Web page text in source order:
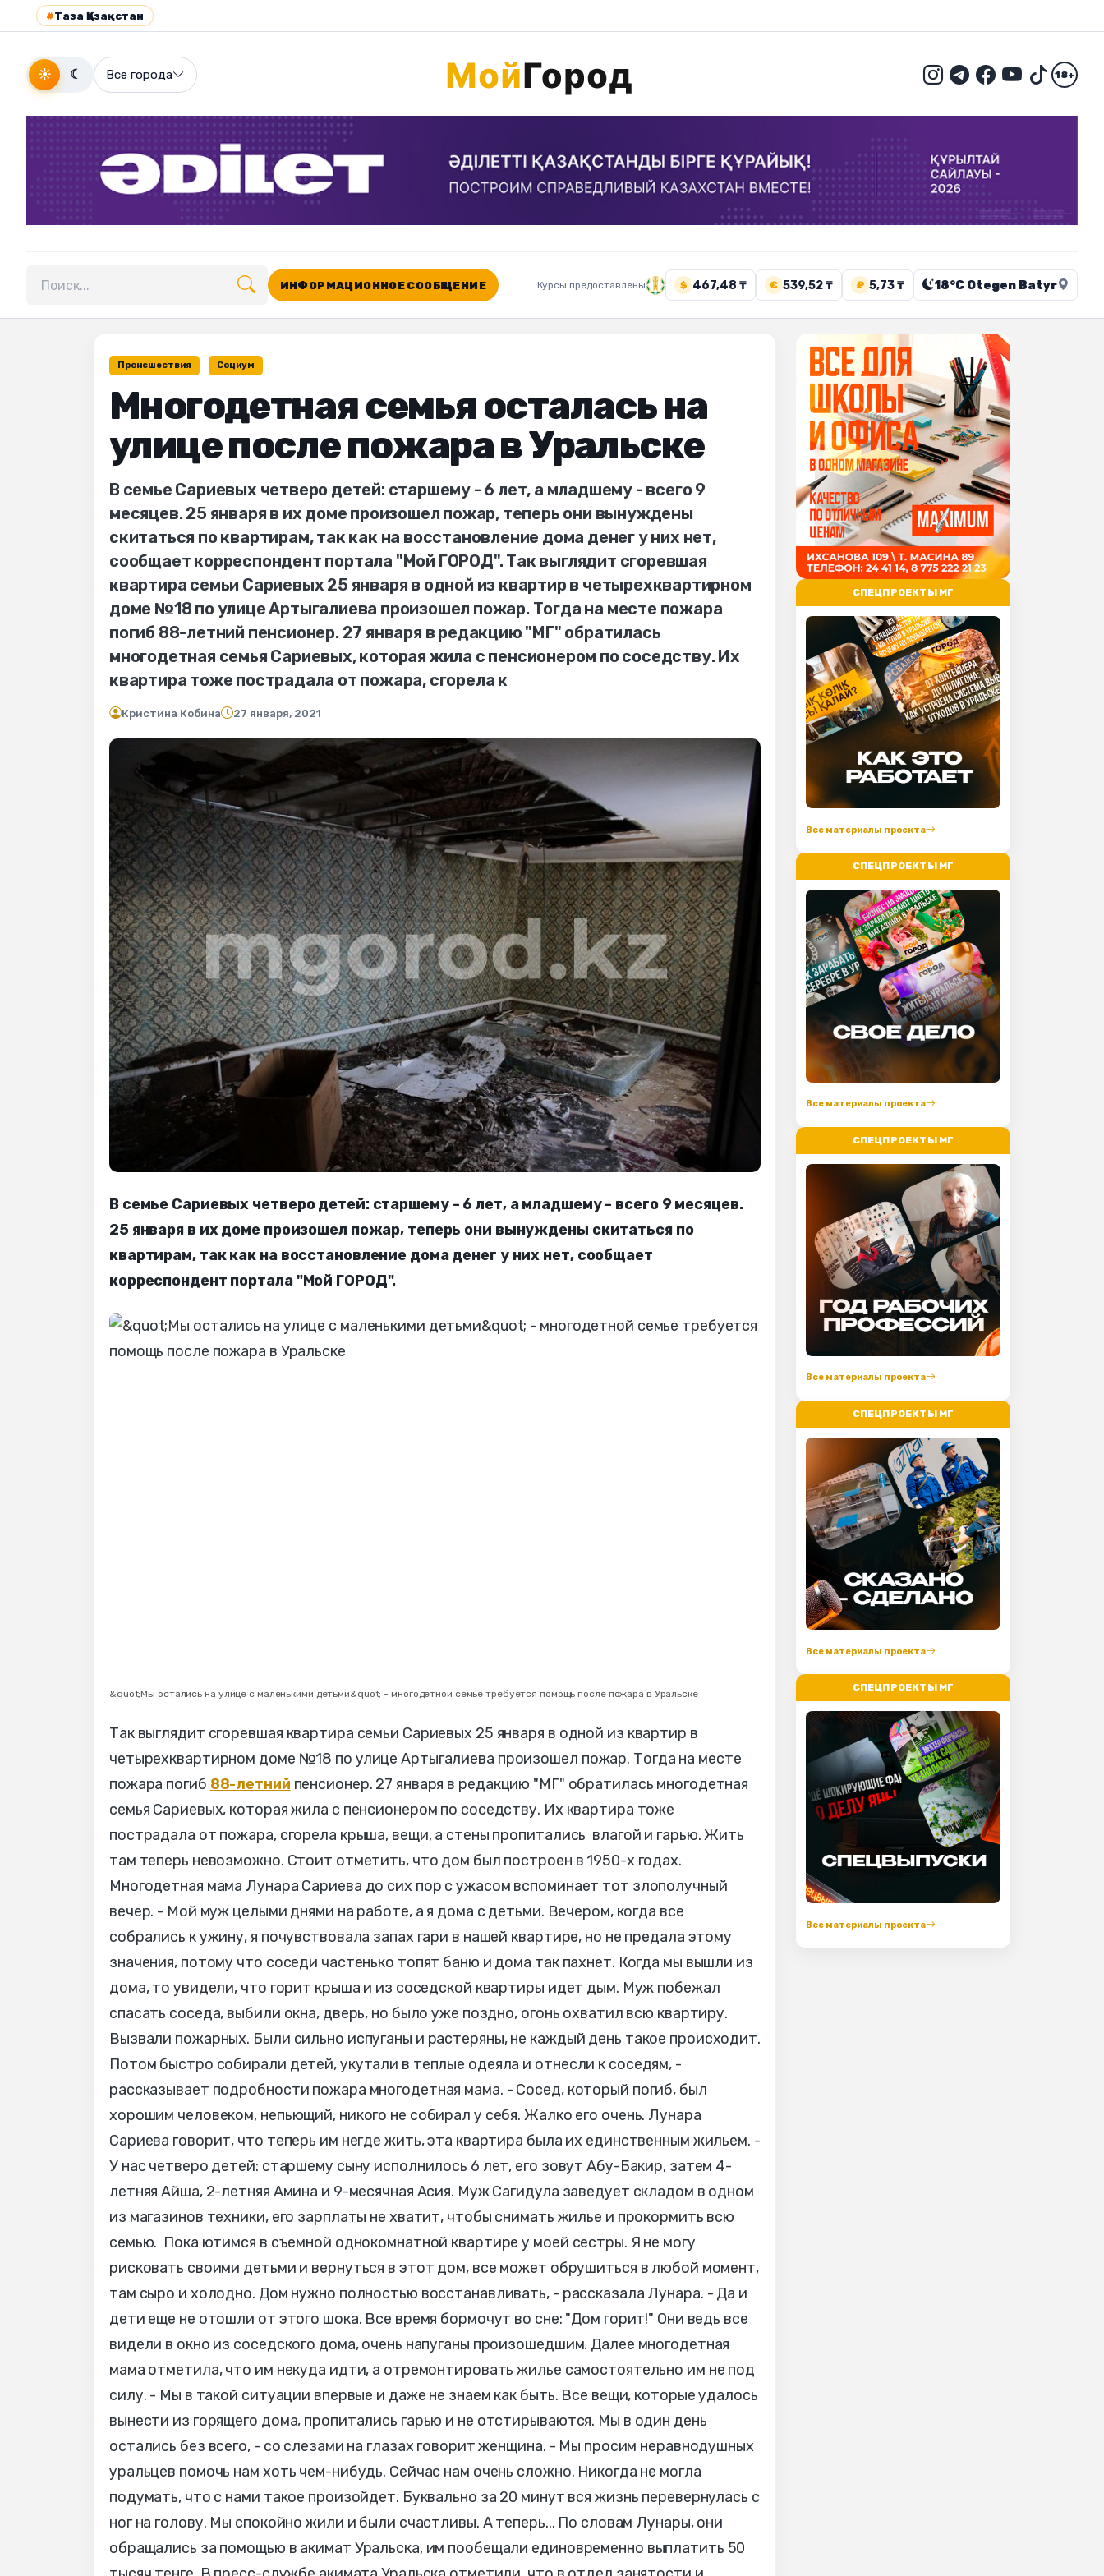
#Таза Қазақстан
☀ ☾ Все города 18+
Поиск по сайту
ИНФОРМАЦИОННОЕ СООБЩЕНИЕ Курсы предоставлены $ 467,48 ₸ € 539,52 ₸ ₽ 5,73 ₸ 18°C Otegen Batyr
Происшествия Социум
Многодетная семья осталась на
улице после пожара в Уральске
В семье Сариевых четверо детей: старшему - 6 лет, а младшему - всего 9
месяцев. 25 января в их доме произошел пожар, теперь они вынуждены
скитаться по квартирам, так как на восстановление дома денег у них нет,
сообщает корреспондент портала "Мой ГОРОД". Так выглядит сгоревшая
квартира семьи Сариевых 25 января в одной из квартир в четырехквартирном
доме №18 по улице Артыгалиева произошел пожар. Тогда на месте пожара
погиб 88-летний пенсионер. 27 января в редакцию "МГ" обратилась
многодетная семья Сариевых, которая жила с пенсионером по соседству. Их
квартира тоже пострадала от пожара, сгорела к
Кристина Кобина 27 января, 2021
В семье Сариевых четверо детей: старшему - 6 лет, а младшему - всего 9 месяцев.
25 января в их доме произошел пожар, теперь они вынуждены скитаться по
квартирам, так как на восстановление дома денег у них нет, сообщает
корреспондент портала "Мой ГОРОД".
&quot;Мы остались на улице с маленькими детьми&quot; - многодетной семье требуется помощь после пожара в Уральске
Так выглядит сгоревшая квартира семьи Сариевых 25 января в одной из квартир в
четырехквартирном доме №18 по улице Артыгалиева произошел пожар. Тогда на месте
пожара погиб 88-летний пенсионер. 27 января в редакцию "МГ" обратилась многодетная
семья Сариевых, которая жила с пенсионером по соседству. Их квартира тоже
пострадала от пожара, сгорела крыша, вещи, а стены пропитались влагой и гарью. Жить
там теперь невозможно. Стоит отметить, что дом был построен в 1950-х годах.
Многодетная мама Лунара Сариева до сих пор с ужасом вспоминает тот злополучный
вечер. - Мой муж целыми днями на работе, а я дома с детьми. Вечером, когда все
собрались к ужину, я почувствовала запах гари в нашей квартире, но не предала этому
значения, потому что соседи частенько топят баню и дома так пахнет. Когда мы вышли из
дома, то увидели, что горит крыша и из соседской квартиры идет дым. Муж побежал
спасать соседа, выбили окна, дверь, но было уже поздно, огонь охватил всю квартиру.
Вызвали пожарных. Были сильно испуганы и растеряны, не каждый день такое происходит.
Потом быстро собирали детей, укутали в теплые одеяла и отнесли к соседям, -
рассказывает подробности пожара многодетная мама. - Сосед, который погиб, был
хорошим человеком, непьющий, никого не собирал у себя. Жалко его очень. Лунара
Сариева говорит, что теперь им негде жить, эта квартира была их единственным жильем. -
У нас четверо детей: старшему сыну исполнилось 6 лет, его зовут Абу-Бакир, затем 4-
летняя Айша, 2-летняя Амина и 9-месячная Асия. Муж Сагидула заведует складом в одном
из магазинов техники, его зарплаты не хватит, чтобы снимать жилье и прокормить всю
семью. Пока ютимся в съемной однокомнатной квартире у моей сестры. Я не могу
рисковать своими детьми и вернуться в этот дом, все может обрушиться в любой момент,
там сыро и холодно. Дом нужно полностью восстанавливать, - рассказала Лунара. - Да и
дети еще не отошли от этого шока. Все время бормочут во сне: "Дом горит!" Они ведь все
видели в окно из соседского дома, очень напуганы произошедшим. Далее многодетная
мама отметила, что им некуда идти, а отремонтировать жилье самостоятельно им не под
силу. - Мы в такой ситуации впервые и даже не знаем как быть. Все вещи, которые удалось
вынести из горящего дома, пропитались гарью и не отстирываются. Мы в один день
остались без всего, - со слезами на глазах говорит женщина. - Мы просим неравнодушных
уральцев помочь нам хоть чем-нибудь. Сейчас нам очень сложно. Никогда не могла
подумать, что с нами такое произойдет. Буквально за 20 минут вся жизнь перевернулась с
ног на голову. Мы спокойно жили и были счастливы. А теперь... По словам Лунары, они
обращались за помощью в акимат Уральска, им пообещали единовременно выплатить 50
СПЕЦПРОЕКТЫ МГ
Все материалы проекта
СПЕЦПРОЕКТЫ МГ
Все материалы проекта
СПЕЦПРОЕКТЫ МГ
Все материалы проекта
СПЕЦПРОЕКТЫ МГ
Все материалы проекта
СПЕЦПРОЕКТЫ МГ
Все материалы проекта